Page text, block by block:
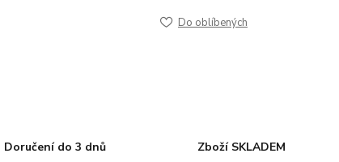
Do oblíbených
Doručení do 3 dnů Zboží SKLADEM